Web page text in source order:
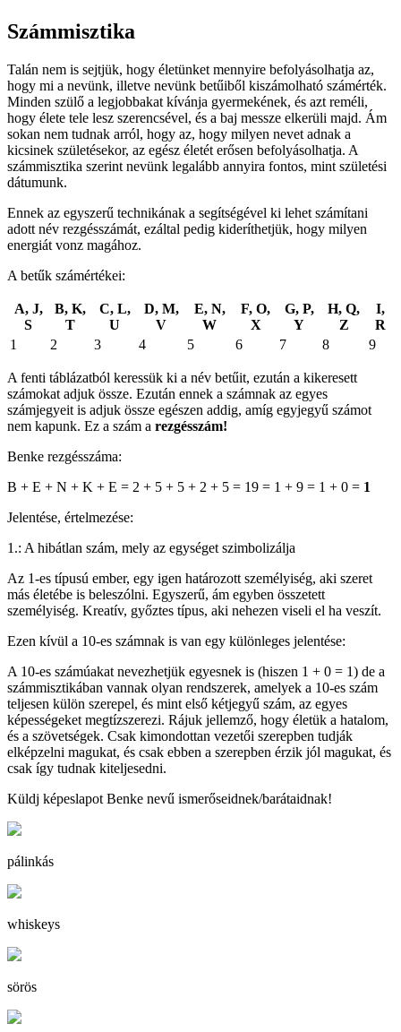
Számmisztika
Talán nem is sejtjük, hogy életünket mennyire befolyásolhatja az,
hogy mi a nevünk, illetve nevünk betűiből kiszámolható számérték.
Minden szülő a legjobbakat kívánja gyermekének, és azt reméli,
hogy élete tele lesz szerencsével, és a baj messze elkerüli majd. Ám
sokan nem tudnak arról, hogy az, hogy milyen nevet adnak a
kicsinek születésekor, az egész életét erősen befolyásolhatja. A
számmisztika szerint nevünk legalább annyira fontos, mint születési
dátumunk.
Ennek az egyszerű technikának a segítségével ki lehet számítani
adott név rezgésszámát, ezáltal pedig kideríthetjük, hogy milyen
energiát vonz magához.
A betűk számértékei:
A, J,
S
B, K,
T
C, L,
U
D, M,
V
E, N,
W
F, O,
X
G, P,
Y
H, Q,
Z
I,
R
1
2 3 4 5 6 7 8 9
A fenti táblázatból keressük ki a név betűit, ezután a kikeresett
számokat adjuk össze. Ezután ennek a számnak az egyes
számjegyeit is adjuk össze egészen addig, amíg egyjegyű számot
nem kapunk. Ez a szám a rezgésszám!
Benke rezgésszáma:
B + E + N + K + E = 2 + 5 + 5 + 2 + 5 = 19 = 1 + 9 = 1 + 0 = 1
Jelentése, értelmezése:
1.: A hibátlan szám, mely az egységet szimbolizálja
Az 1-es típusú ember, egy igen határozott személyiség, aki szeret
más életébe is beleszólni. Egyszerű, ám egyben összetett
személyiség. Kreatív, győztes típus, aki nehezen viseli el ha veszít.
Ezen kívül a 10-es számnak is van egy különleges jelentése:
A 10-es számúakat nevezhetjük egyesnek is (hiszen 1 + 0 = 1) de a
számmisztikában vannak olyan rendszerek, amelyek a 10-es szám
teljesen külön szerepel, és mint első kétjegyű szám, az egyes
képességeket megtízszerezi. Rájuk jellemző, hogy életük a hatalom,
és a szövetségek. Csak kimondottan vezetői szerepben tudják
elképzelni magukat, és csak ebben a szerepben érzik jól magukat, és
csak így tudnak kiteljesedni.
Küldj képeslapot Benke nevű ismerőseidnek/barátaidnak!
pálinkás
whiskeys
sörös